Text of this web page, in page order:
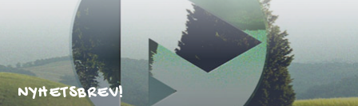
NYHETSBREV!